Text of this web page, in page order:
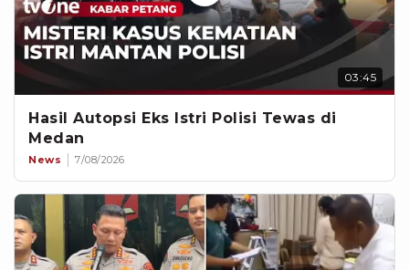
03:45
Hasil Autopsi Eks Istri Polisi Tewas di
Medan
News 7/08/2026